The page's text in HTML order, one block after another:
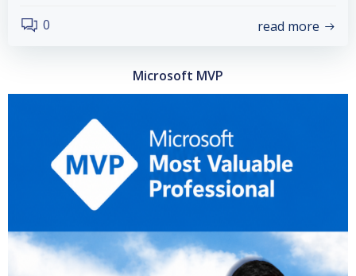
0 read more
Microsoft MVP